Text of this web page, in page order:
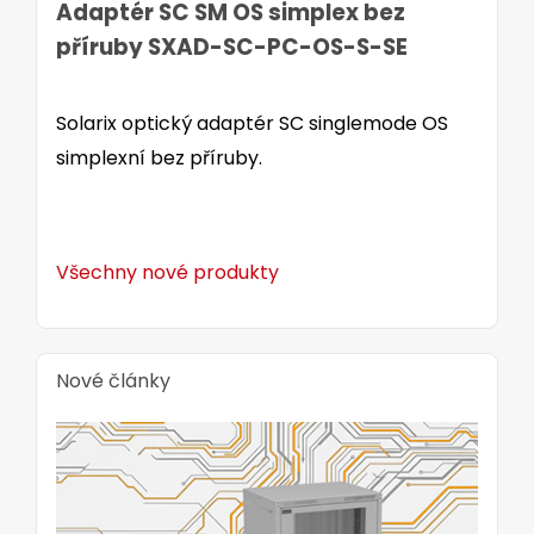
Adaptér SC SM OS simplex bez
příruby SXAD-SC-PC-OS-S-SE
Solarix optický adaptér SC singlemode OS
simplexní bez příruby.
Všechny nové produkty
Nové články